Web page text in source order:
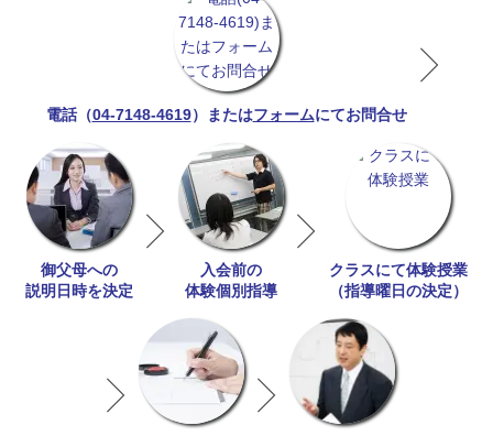
電話（04-7148-4619）またはフォームにてお問合せ
御父母への
説明日時を決定
入会前の
体験個別指導
クラスにて体験授業
（指導曜日の決定）